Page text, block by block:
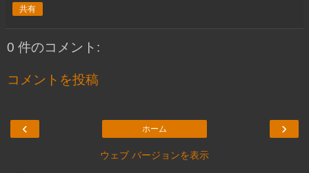
共有
0 件のコメント:
コメントを投稿
‹ ›
ホーム
ウェブ バージョンを表示